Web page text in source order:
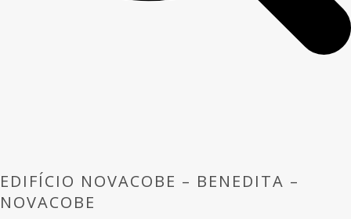
EDIFÍCIO NOVACOBE – BENEDITA –
NOVACOBE